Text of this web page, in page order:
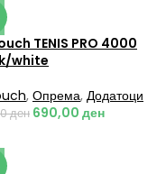
TENIS PRO 4000
white
, Опрема, Додатоци
ден 690,00 ден